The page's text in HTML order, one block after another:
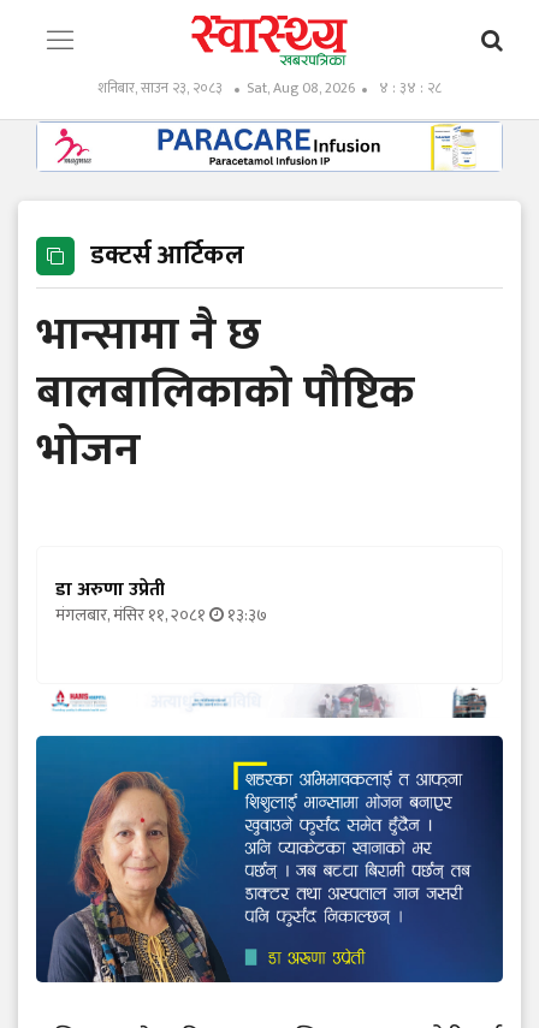
शनिबार, साउन २३, २०८३ Sat, Aug 08, 2026 ४ : ३४ : २९
डक्टर्स आर्टिकल
भान्सामा नै छ
बालबालिकाको पौष्टिक
भोजन
डा अरुणा उप्रेती
मंगलबार, मंसिर ११, २०८१ १३:३७